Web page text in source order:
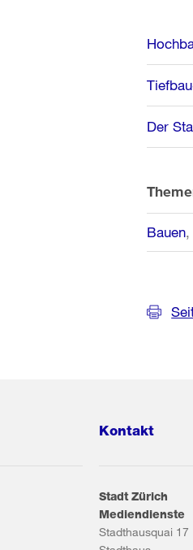
Der
Bauen
Kontakt
Stadt Zürich
Mediendienste
Stadthausquai 17